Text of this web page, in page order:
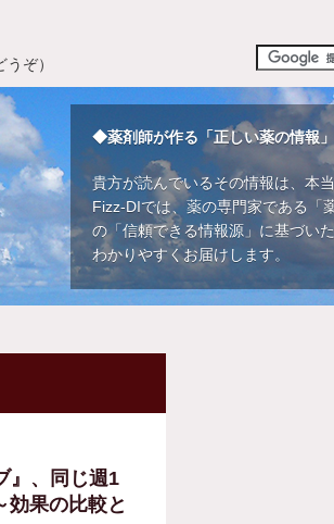
ぞ）
◆薬剤師が作る「正しい薬の情報
貴方が読んでいるその情報は、本
Fizz-DIでは、薬の専門家である「
の「信頼できる情報源」に基づい
わかりやすくお届けします。
』、同じ週1
効果の比較と